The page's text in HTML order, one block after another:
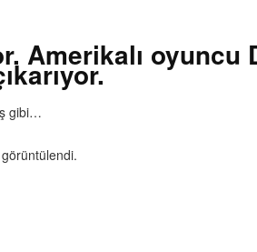
Amerikalı oyuncu
gibi…